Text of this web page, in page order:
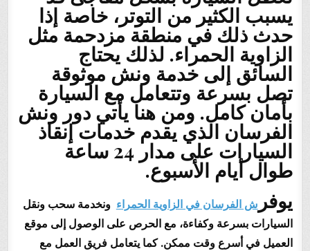
يسبب الكثير من التوتر، خاصة إذا
حدث ذلك في منطقة مزدحمة مثل
الزاوية الحمراء. لذلك يحتاج
السائق إلى خدمة ونش موثوقة
تصل بسرعة وتتعامل مع السيارة
بأمان كامل. ومن هنا يأتي دور ونش
الفرسان الذي يقدم خدمات إنقاذ
السيارات على مدار 24 ساعة
طوال أيام الأسبوع.
يوفر ش الفرسان في الزاوية الحمراء ونخدمة سحب ونقل
السيارات بسرعة وكفاءة، مع الحرص على الوصول إلى موقع
العميل في أسرع وقت ممكن. كما يتعامل فريق العمل مع